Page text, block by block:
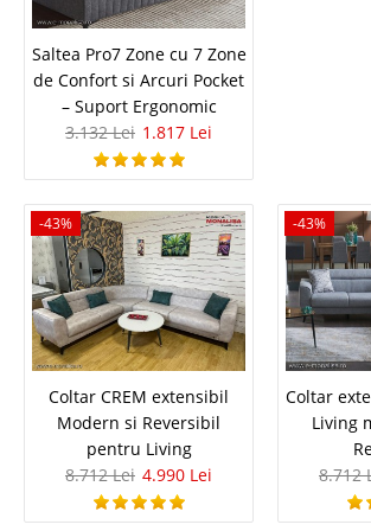
Oferta Pret Canapea
moderna extensibila Rita
Canapele crem de 3 locuri la Pret Oferta ⭐
⭐ Elegante ⭐ Deosebite ⭐ Rita Oferta saptamanii
stocurilor pentru modelul Canapea Crem
alte culori, fotolii sau variante vizitati&nbs..
5.385 Lei
Pret Redus 3.123 Lei
In Stoc
Vezi Detalii
Adauga la Favorite
Saltea Pro7 Zone cu 7 Zone
de Confort si Arcuri Pocket
– Suport Ergonomic
3.132 Lei 1.817 Lei
-43%
Coltar CREM extensibil
Modern si Reversibil
pentru Living
8.712 Lei 4.990 Lei
-43%
Coltar
Living
8.712